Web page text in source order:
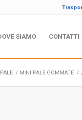
SIAMO CONTATTI
/ MINI PALE GOMMATE /